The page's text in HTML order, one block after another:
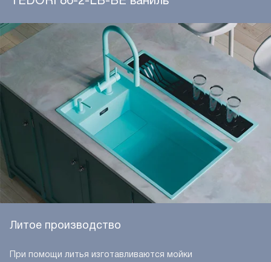
Литое производство
При помощи литья изготавливаются мойки